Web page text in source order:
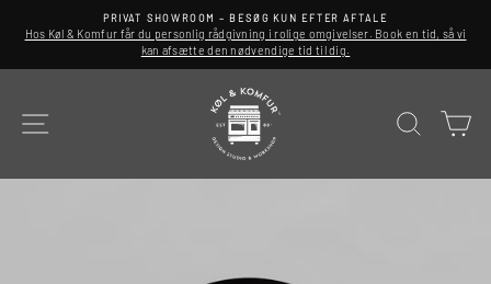
PRIVAT SHOWROOM – BESØG KUN EFTER AFTALE
Hos Køl & Komfur får du personlig rådgivning i rolige omgivelser. Book en tid, så vi
kan afsætte den nødvendige tid til dig.
SITE NAVIGATION SØG